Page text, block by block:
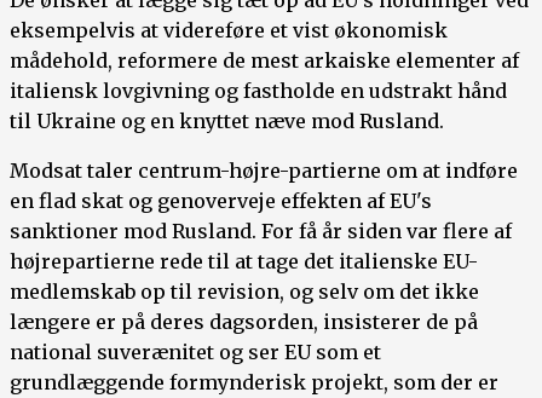
eksempelvis at videreføre et vist økonomisk
mådehold, reformere de mest arkaiske elementer af
italiensk lovgivning og fastholde en udstrakt hånd
til Ukraine og en knyttet næve mod Rusland.
Modsat taler centrum-højre-partierne om at indføre
en flad skat og genoverveje effekten af EU's
sanktioner mod Rusland. For få år siden var flere af
højrepartierne rede til at tage det italienske EU-
medlemskab op til revision, og selv om det ikke
længere er på deres dagsorden, insisterer de på
national suverænitet og ser EU som et
grundlæggende formynderisk projekt, som der er